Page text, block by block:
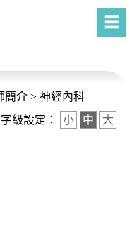
簡介 > 神經內科
字級設定：
小 中 大